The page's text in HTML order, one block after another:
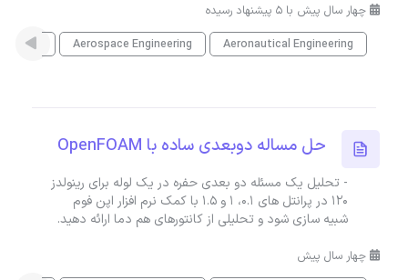
چهار سال پیش با 5 پیشنهاد رسیده
Aeronautical Engineering
Aerospace Engineering متلب
حل مساله دوبعدی ساده با OpenFOAM
- تحلیل یک مسئله دو بعدی حفره در یک لوله برای رینولدز
120 در پرانتل های ۰.۱، ۱ و ۱.۵ با کمک نرم افزار اپن فوم
شبیه سازی شود و تحلیلی از کانتورهای هم دما ارائه دهید.
چهار سال پیش